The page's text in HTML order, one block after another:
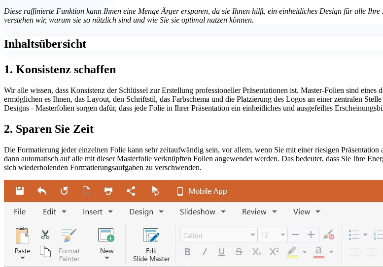
Diese raffinierte Funktion kann Ihnen eine Menge Ärger ersparen, da sie Ihnen hilft, ein einheitliches Design für alle
verstehen wir, warum sie so nützlich sind und wie Sie sie optimal nutzen können.
Inhaltsübersicht
1. Konsistenz schaffen
Wir alle wissen, dass Konsistenz der Schlüssel zur Erstellung professioneller Präsentationen ist. Master-Folien sind
ermöglichen es Ihnen, das Layout, den Schriftstil, das Farbschema und die Platzierung des Logos an einer zentralen
Designs - Masterfolien sorgen dafür, dass jede Folie in Ihrer Präsentation ein einheitliches und ausgefeiltes
2. Sparen Sie Zeit
Die Formatierung jeder einzelnen Folie kann sehr zeitaufwändig sein, vor allem, wenn Sie mit einer riesigen
dann automatisch auf alle mit dieser Masterfolie verknüpften Folien angewendet werden. Das bedeutet, dass Sie Ihre
sich wiederholenden Formatierungsaufgaben zu verschwenden.